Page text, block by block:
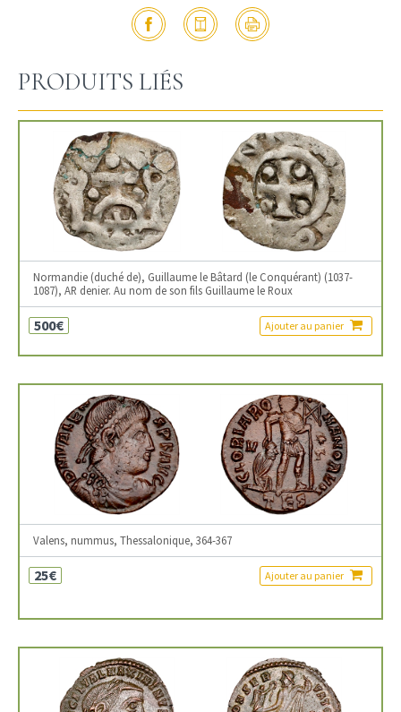
PRODUITS LIÉS
Normandie (duché de), Guillaume le Bâtard (le Conquérant) (1037-
1087), AR denier. Au nom de son fils Guillaume le Roux
500€ Ajouter au panier
Valens, nummus, Thessalonique, 364-367
25€ Ajouter au panier